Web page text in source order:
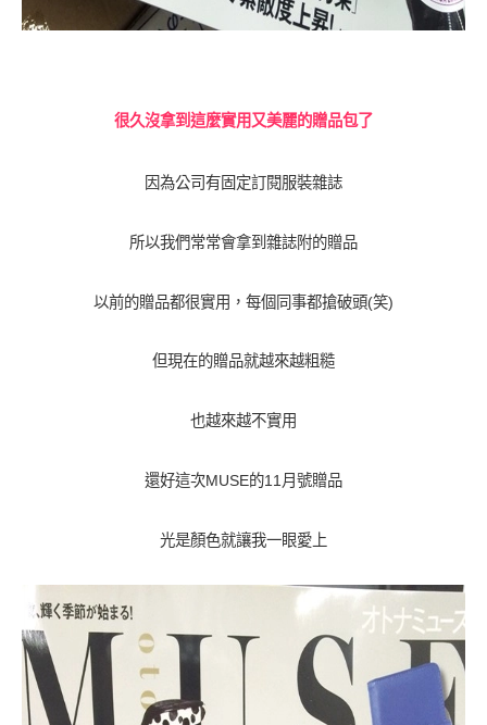
很久沒拿到這麼實用又美麗的贈品包了
因為公司有固定訂閱服裝雜誌
所以我們常常會拿到雜誌附的贈品
以前的贈品都很實用，每個同事都搶破頭(笑)
但現在的贈品就越來越粗糙
也越來越不實用
還好這次MUSE的11月號贈品
光是顏色就讓我一眼愛上